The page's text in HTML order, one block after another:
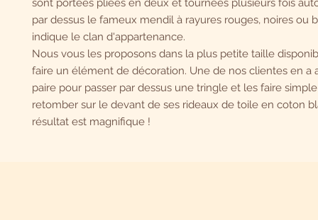
sont portées pliées en deux et tournées plusieurs fois
par dessus le fameux mendil à rayures rouges, noires ou
indique le clan d'appartenance.
Nous vous les proposons dans la plus petite taille
faire un élément de décoration. Une de nos clientes en a
paire pour passer par dessus une tringle et les faire
retomber sur le devant de ses rideaux de toile en coton
résultat est magnifique !